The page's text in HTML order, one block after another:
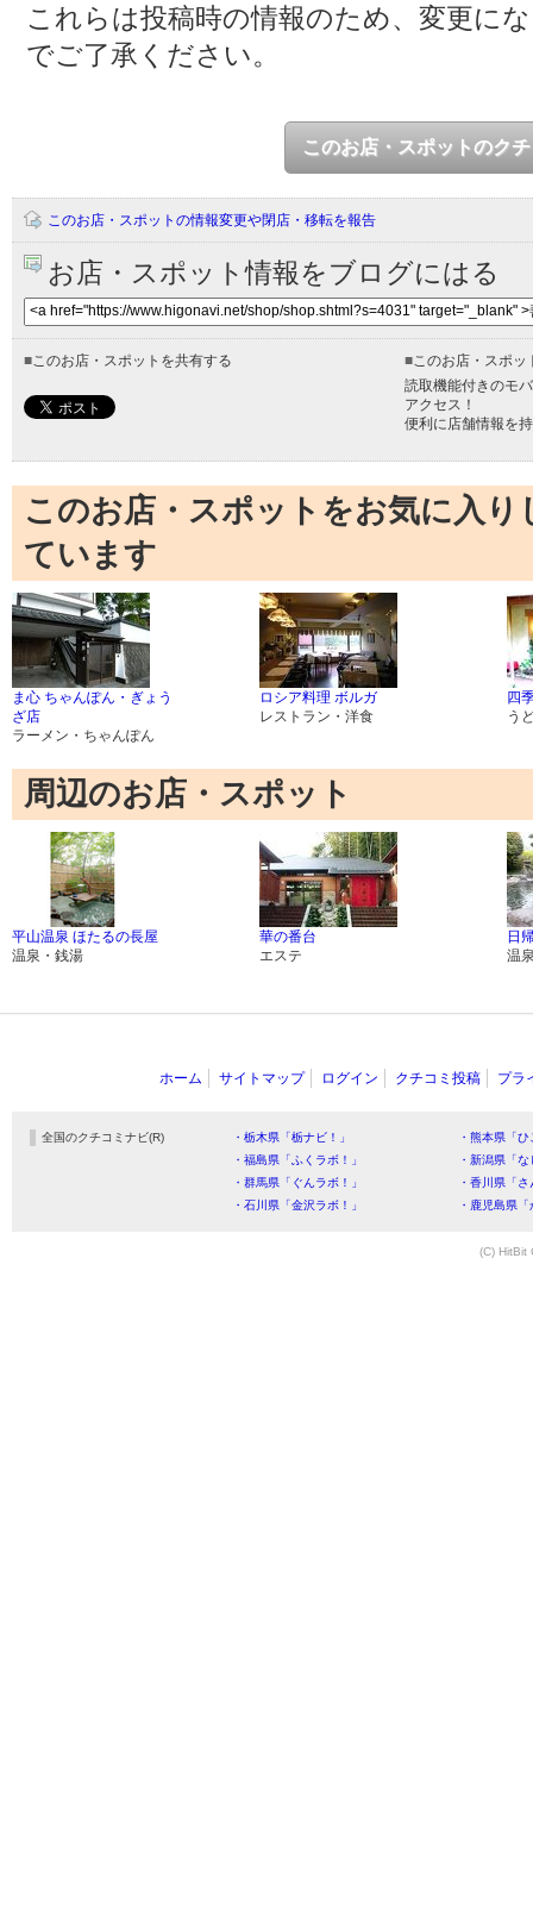
これらは投稿時の情報のため、変更に
でご了承ください。
このお店・スポットのク
このお店・スポットの情報変更や閉店・移転を報告
お店・スポット情報をブログにはる
■ このお店・スポットを共有する ■ このお店・スポ
読取機能付きのモ
アクセス！
便利に店舗情報を
このお店・スポットをお気に入
ています
ま心 ちゃんぽん・ぎょう
ざ店
ラーメン・ちゃんぽん
ロシア料理 ボルガ
レストラン・洋食
四
う
周辺のお店・スポット
平山温泉 ほたるの長屋
温泉・銭湯
華の番台
エステ
日
温
ホーム サイトマップ ログイン クチコミ投稿 プラ
全国のクチコミナビ(R) ・栃木県「栃ナビ！」
・熊本県「
・福島県「ふくラボ！」
・新潟県「
・群馬県「ぐんラボ！」
・香川県「
・石川県「金沢ラボ！」
・鹿児島県
(C) HitBit